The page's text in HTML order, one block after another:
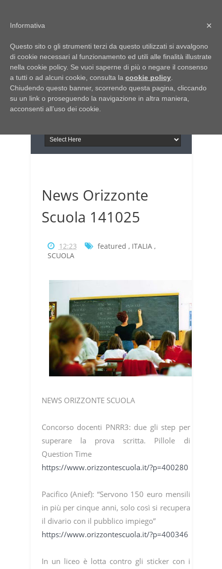
Italia Notizie
Giornale di Basilicata
Giornale di Puglia
INFORMAPUGLIA
Il portale n.1 del lavoro
in Puglia
News Orizzonte
Scuola 141025
12:23 featured , ITALIA,
SCUOLA
NEWS ORIZZONTE SCUOLA
Concorso docenti PNRR3: due gli step per
superare la prova scritta. Pillole di
Question Time
https://www.orizzontescuola.it/?p=400280
Pacifico (Anief): “Servono 150 euro mensili
in più per cinque anni, solo così si recupera
il divario con il pubblico impiego”
https://www.orizzontescuola.it/?p=400346
In un liceo è lotta contro gli sticker con i
×
Informativa
Questo sito o gli strumenti terzi da questo utilizzati si avvalgono
di cookie necessari al funzionamento ed utili alle finalità illustrate
nella cookie policy. Se vuoi saperne di più o negare il consenso
a tutti o ad alcuni cookie, consulta la cookie policy
Chiudendo questo banner, scorrendo questa pagina, cliccando
su un link o proseguendo la navigazione in altra maniera,
acconsenti all’uso dei cookie.